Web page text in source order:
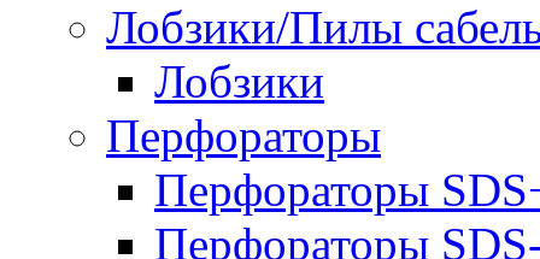
Лобзики/Пилы
Лобзики
Перфораторы
Перфораторы
Перфораторы